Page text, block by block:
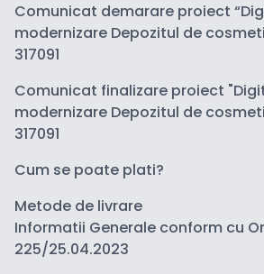
Comunicat demarare proiect
modernizare Depozitul de
317091
Comunicat finalizare proiect
modernizare Depozitul de
317091
Cum se poate plati?
Metode de livrare
Informatii Generale conform cu
225/25.04.2023